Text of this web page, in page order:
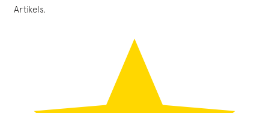
Artikels.